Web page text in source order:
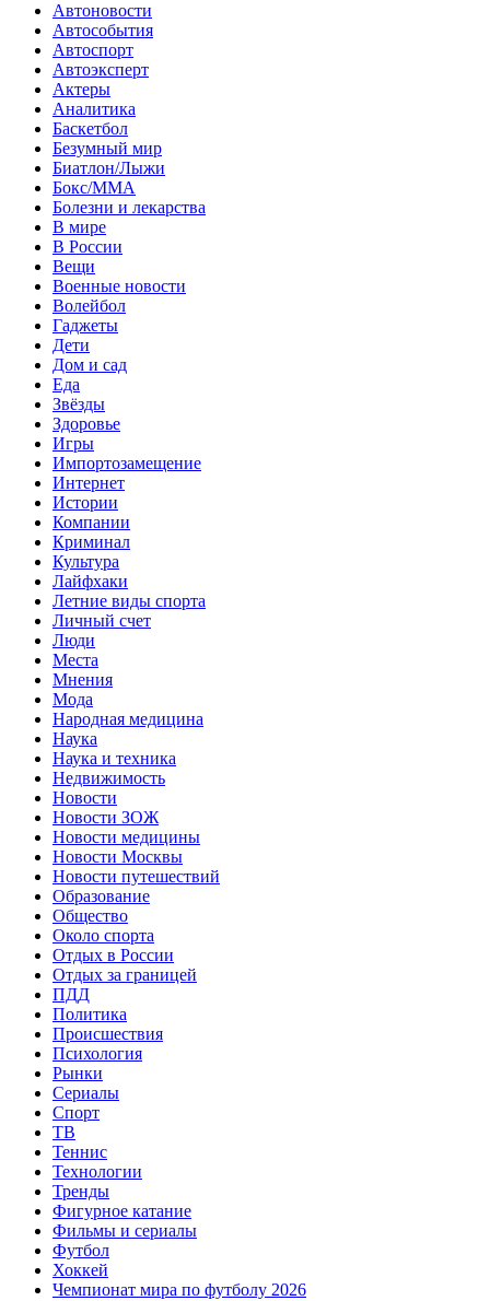
Автоновости
Автособытия
Автоспорт
Автоэксперт
Актеры
Аналитика
Баскетбол
Безумный мир
Биатлон/Лыжи
Бокс/MMA
Болезни и лекарства
В мире
В России
Вещи
Военные новости
Волейбол
Гаджеты
Дети
Дом и сад
Еда
Звёзды
Здоровье
Игры
Импортозамещение
Интернет
Истории
Компании
Криминал
Культура
Лайфхаки
Летние виды спорта
Личный счет
Люди
Места
Мнения
Мода
Народная медицина
Наука
Наука и техника
Недвижимость
Новости
Новости ЗОЖ
Новости медицины
Новости Москвы
Новости путешествий
Образование
Общество
Около спорта
Отдых в России
Отдых за границей
ПДД
Политика
Происшествия
Психология
Рынки
Сериалы
Спорт
ТВ
Теннис
Технологии
Тренды
Фигурное катание
Фильмы и сериалы
Футбол
Хоккей
Чемпионат мира по футболу 2026